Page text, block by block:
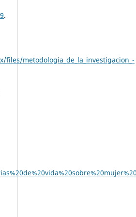
.
metodologia_de_la_investigacion_-